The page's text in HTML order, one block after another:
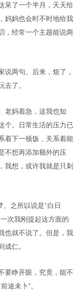
呆了一个半月，天天给
妈妈也会时不时地给我
，经常一个主题能说两
说两句。后来，烦了，
了。
老妈着急，这我也知
个。日常生活的压力已
着下一顿饭，关系着能
不想再添加额外的压
我想，或许我就是只刺
。之所以说是“白日
次我刚提起这方面的
也就不说了。但是，我
仁。
要睁开眼，究竟，能不
途未卜”。